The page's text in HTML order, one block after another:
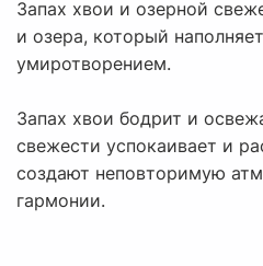
Запах хвои и озерной
и озера, который
умиротворением.
Запах хвои бодрит и
свежести успокаивает и
создают неповторимую
гармонии.